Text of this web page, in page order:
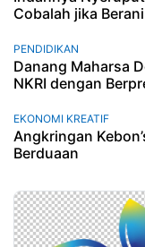
Cobalah jika Berani
PENDIDIKAN
Danang Maharsa
NKRI dengan
EKONOMI KREATIF
Angkringan
Berduaan